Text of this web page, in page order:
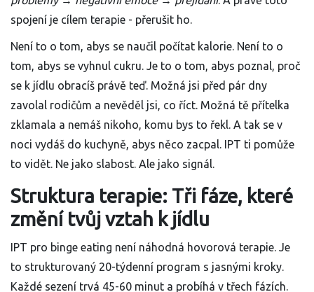
spojení je cílem terapie - přerušit ho.
Není to o tom, abys se naučil počítat kalorie. Není to o
tom, abys se vyhnul cukru. Je to o tom, abys poznal, proč
se k jídlu obracíš právě teď. Možná jsi před pár dny
zavolal rodičům a nevěděl jsi, co říct. Možná tě přítelka
zklamala a nemáš nikoho, komu bys to řekl. A tak se v
noci vydáš do kuchyně, abys něco zacpal. IPT ti pomůže
to vidět. Ne jako slabost. Ale jako signál.
Struktura terapie: Tři fáze, které
změní tvůj vztah k jídlu
IPT pro binge eating není náhodná hovorová terapie. Je
to strukturovaný 20-týdenní program s jasnými kroky.
Každé sezení trvá 45-60 minut a probíhá v třech fázích.